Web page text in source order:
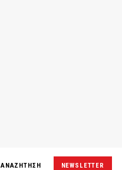
ΑΝΑΖΗΤΗΣΗ NEWSLETTER